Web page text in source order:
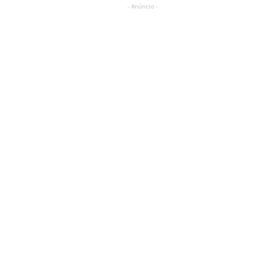
- Anúncio -